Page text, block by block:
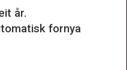
år.
fornya